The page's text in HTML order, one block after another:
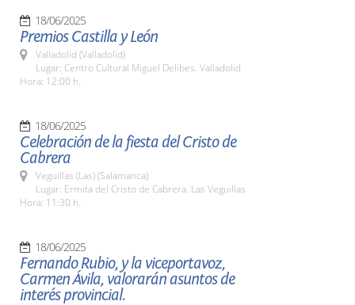
18/06/2025
Premios Castilla y León
Valladolid (Valladolid)
Lugar: Centro Cultural Miguel Delibes. Valladolid
Hora: 12:00 h.
18/06/2025
Celebración de la fiesta del Cristo de
Cabrera
Veguillas (Las) (Salamanca)
Lugar: Ermita del Cristo de Cabrera. Las Veguillas
Hora: 11:30 h.
18/06/2025
Fernando Rubio, y la viceportavoz,
Carmen Ávila, valorarán asuntos de
interés provincial.